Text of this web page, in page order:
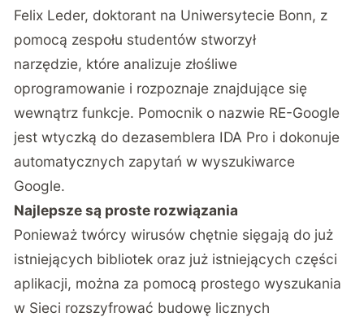
Felix Leder, doktorant na Uniwersytecie Bonn, z
pomocą zespołu studentów stworzył
narzędzie, które analizuje złośliwe
oprogramowanie i rozpoznaje znajdujące się
wewnątrz funkcje. Pomocnik o nazwie RE-Google
jest wtyczką do dezasemblera IDA Pro i dokonuje
automatycznych zapytań w wyszukiwarce
Google.
Najlepsze są proste rozwiązania
Ponieważ twórcy wirusów chętnie sięgają do już
istniejących bibliotek oraz już istniejących części
aplikacji, można za pomocą prostego wyszukania
w Sieci rozszyfrować budowę licznych